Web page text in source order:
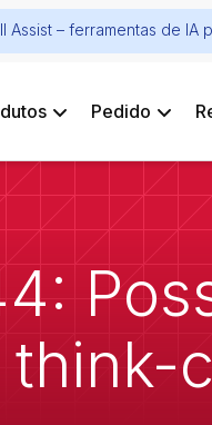
Assist – ferramentas de IA
Pedido